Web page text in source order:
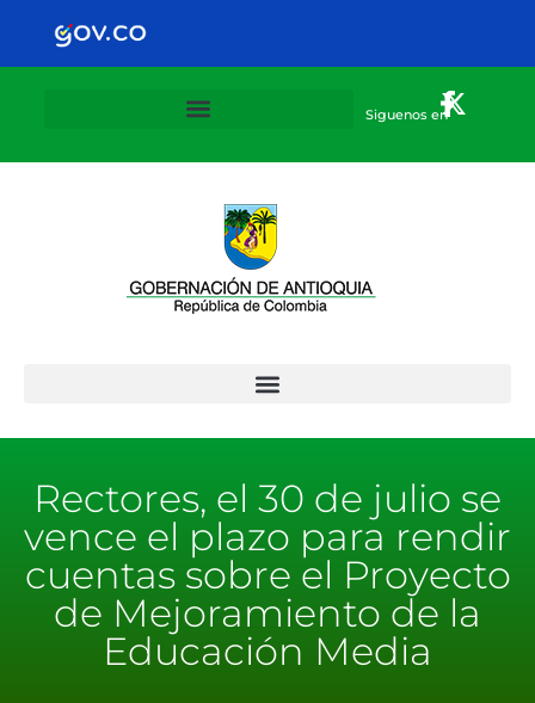
Siguenos en
Rectores, el 30 de julio se
vence el plazo para rendir
cuentas sobre el Proyecto
de Mejoramiento de la
Educación Media